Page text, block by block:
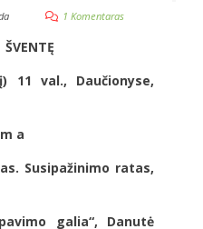
1 Komentaras
11 val., Daučionyse,
a
Susipažinimo ratas,
galia“, Danutė